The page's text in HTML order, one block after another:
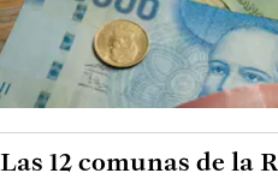
Las 12 comunas de la